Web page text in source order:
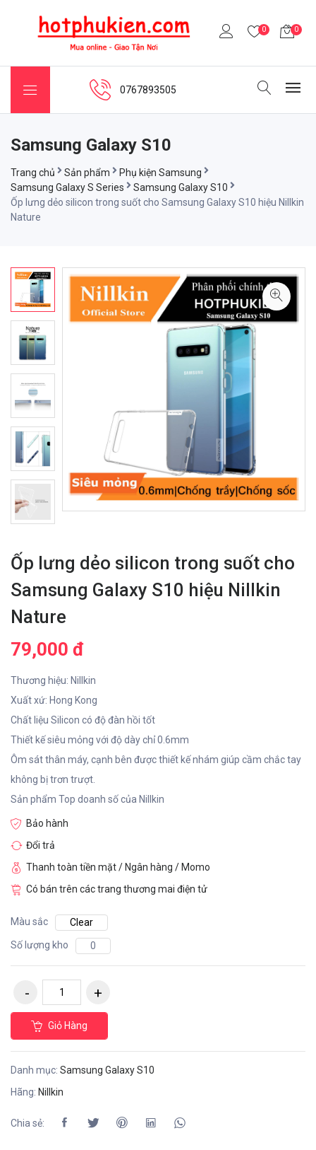
0 0
0767893505
Samsung Galaxy S10
Trang chủ Sản phẩm
Phụ kiện Samsung
Samsung Galaxy S Series
Samsung Galaxy S10
Ốp lưng dẻo silicon trong suốt cho Samsung Galaxy S10 hiệu Nillkin
Nature
Ốp lưng dẻo silicon trong suốt cho
Samsung Galaxy S10 hiệu Nillkin
Nature
79,000 đ
Thương hiệu: Nillkin
Xuất xứ: Hong Kong
Chất liệu Silicon có độ đàn hồi tốt
Thiết kế siêu mỏng với độ dày chỉ 0.6mm
Ôm sát thân máy, cạnh bên được thiết kế nhám giúp cầm chắc tay
không bị trơn trượt.
Sản phẩm Top doanh số của Nillkin
Bảo hành
Đổi trả
Thanh toàn tiền mặt / Ngân hàng / Momo
Có bán trên các trang thương mai điện tử
Màu sắc
Clear
Số lượng kho
0
Giỏ Hàng
Danh mục: Samsung Galaxy S10
Hãng: Nillkin
Chia sẻ: